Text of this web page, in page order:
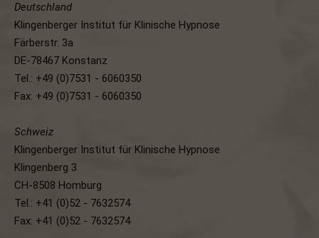
Deutschland
Klingenberger Institut für Klinische Hypnose
Färberstr. 3a
DE-78467 Konstanz
Tel.: +49 (0)7531 - 6060350
Fax: +49 (0)7531 - 6060350
Schweiz
Klingenberger Institut für Klinische Hypnose
Klingenberg 3
CH-8508 Homburg
Tel.: +41 (0)52 - 7632574
Fax: +41 (0)52 - 7632574